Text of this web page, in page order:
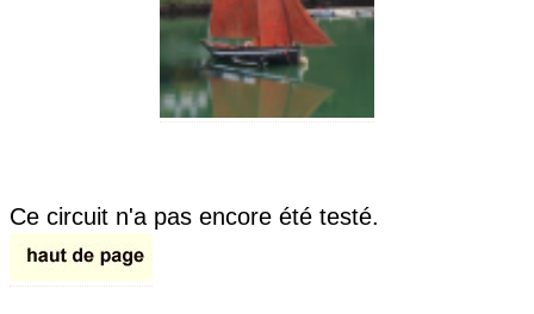
Ce circuit n'a pas encore été testé.